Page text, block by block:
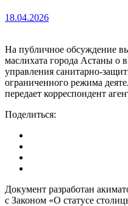
18.04.2026
На публичное обсуждение
маслихата города Астаны о
управления санитарно-
ограниченного режима
передает корреспондент
Поделиться:
Документ разработан
с Законом «О статусе